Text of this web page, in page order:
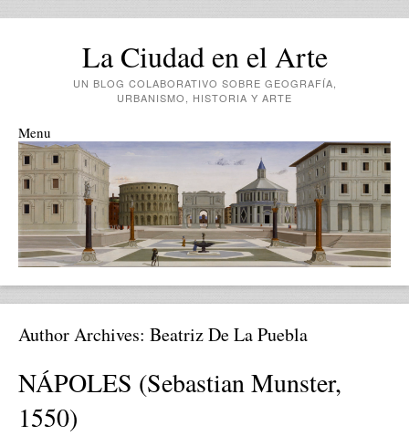
La Ciudad en el Arte
UN BLOG COLABORATIVO SOBRE GEOGRAFÍA,
URBANISMO, HISTORIA Y ARTE
Menu
Skip to content
Author Archives: Beatriz De La Puebla
NÁPOLES (Sebastian Munster,
1550)